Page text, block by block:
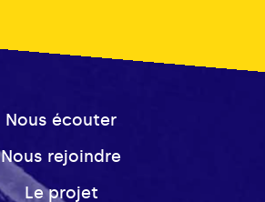
Nous écouter
Nous rejoindre
Le projet